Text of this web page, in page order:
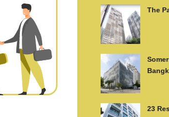
The
23